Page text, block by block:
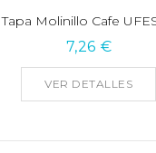
Tapa Molinillo Cafe
7,26 €
VER DETALLES